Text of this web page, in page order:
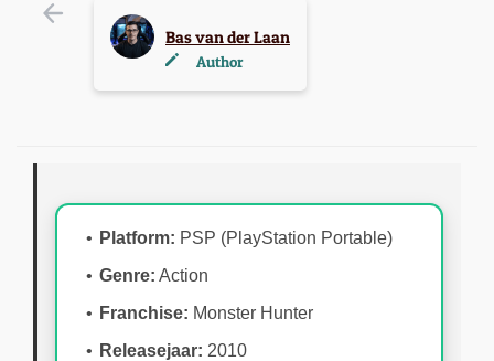
Bas van der Laan
Author
Platform: PSP (PlayStation Portable)
Genre: Action
Franchise: Monster Hunter
Releasejaar: 2010